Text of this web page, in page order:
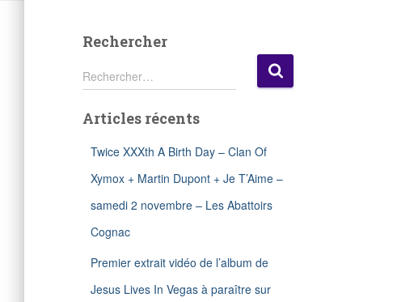
Rechercher
R
e
h
Rechercher…
Articles récents
Twice XXXth A Birth Day – Clan Of
Xymox + Martin Dupont + Je T’Aime –
samedi 2 novembre – Les Abattoirs
Cognac
Premier extrait vidéo de l’album de
Jesus Lives In Vegas à paraître sur